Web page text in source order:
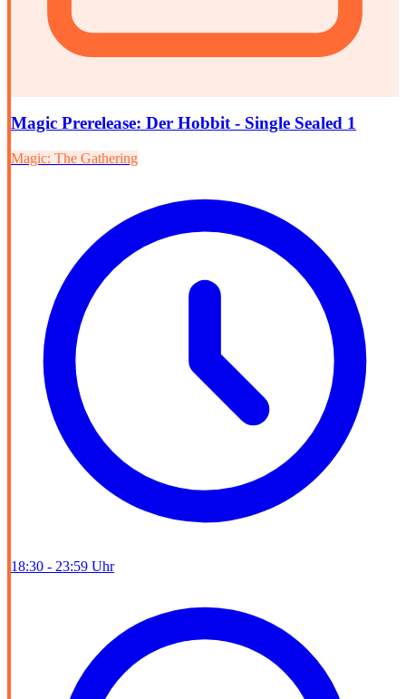
Magic Prerelease: Der Hobbit - Single Sealed 1
Magic: The Gathering
18:30 - 23:59 Uhr